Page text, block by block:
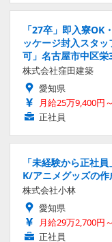
「27卒」即入寮
ッケージ封入スタ
可」名古屋市中区栄
株式会社窪田建築
愛知県
月給25万9,400円
正社員
「未経験から正社
K/アニメグッズの
株式会社小林
愛知県
月給29万2,700円
正社員